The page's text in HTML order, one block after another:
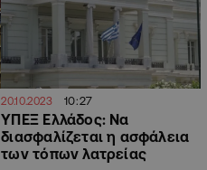
20.10.2023 10:27
ΥΠΕΞ Ελλάδος: Να
διασφαλίζεται η ασφάλεια
των τόπων λατρείας